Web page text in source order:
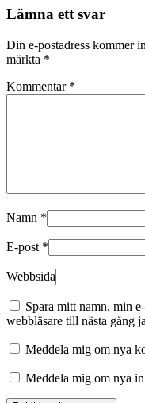
Lämna ett svar
Din e-postadress kommer
märkta *
Kommentar *
Namn *
E-post *
Webbsida
Spara mitt namn, min
webbläsare till nästa gång
Meddela mig om nya
Meddela mig om nya